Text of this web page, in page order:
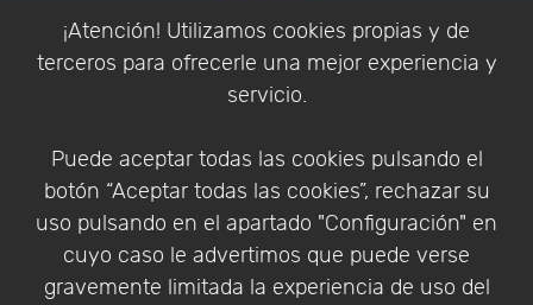
¡Atención! Utilizamos cookies propias y de
terceros para ofrecerle una mejor experiencia y
servicio.
Puede aceptar todas las cookies pulsando el
botón “Aceptar todas las cookies”, rechazar su
uso pulsando en el apartado "Configuración" en
cuyo caso le advertimos que puede verse
gravemente limitada la experiencia de uso del
Política de Privacidad
Condiciones de compra
Identificarse
Empresa|Aviso Legal| Política de Privacidad |